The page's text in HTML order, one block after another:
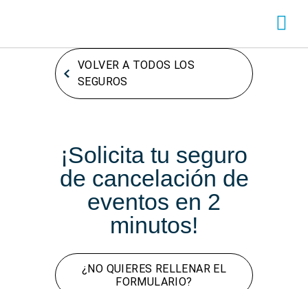
VOLVER A TODOS LOS
SEGUROS
¡Solicita tu seguro
de cancelación de
eventos en 2
minutos!
¿NO QUIERES RELLENAR EL
FORMULARIO?